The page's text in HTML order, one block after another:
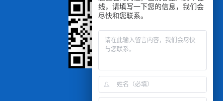
手机浏览查看
线，请填写一下您的信息，我们会
尽快和您联系。